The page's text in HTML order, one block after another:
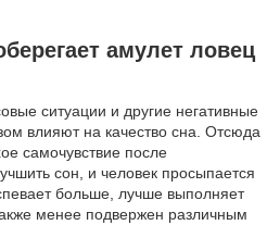
амулет ловец
ситуации и другие негативные
влияют на качество сна. Отсюда
самочувствие после
сон, и человек просыпается
больше, лучше выполняет
менее подвержен различным